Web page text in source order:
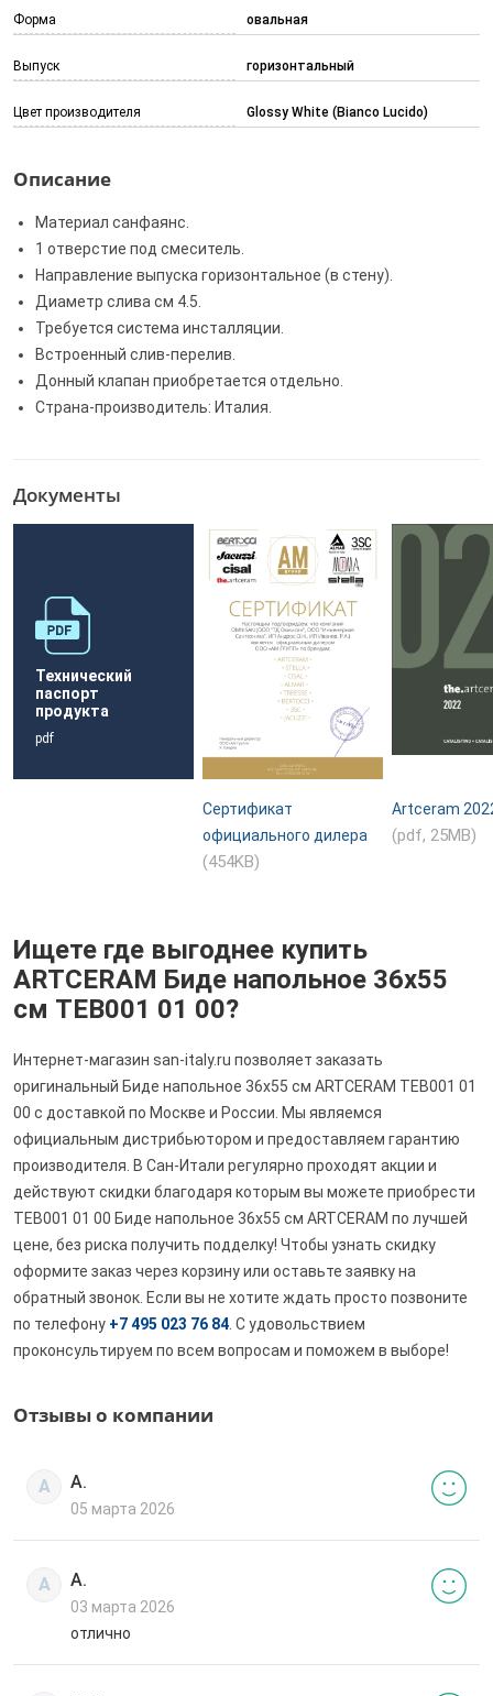
Форма овальная
Выпуск горизонтальный
Цвет производителя Glossy White (Bianco Lucido)
Описание
Материал санфаянс.
1 отверстие под смеситель.
Направление выпуска горизонтальное (в стену).
Диаметр слива см 4.5.
Требуется система инсталляции.
Встроенный слив-перелив.
Донный клапан приобретается отдельно.
Страна-производитель: Италия.
Документы
Технический
паспорт
продукта
pdf
Сертификат
официального дилера
(454KB)
Artceram
(pdf, 25MB)
Ищете где выгоднее купить
ARTCERAM Биде напольное 36x55
см TEB001 01 00?
Интернет-магазин san-italy.ru позволяет заказать
оригинальный Биде напольное 36x55 см ARTCERAM TEB001 01
00 с доставкой по Москве и России. Мы являемся
официальным дистрибьютором и предоставляем гарантию
производителя. В Сан-Итали регулярно проходят акции и
действуют скидки благодаря которым вы можете приобрести
TEB001 01 00 Биде напольное 36x55 см ARTCERAM по лучшей
цене, без риска получить подделку! Чтобы узнать скидку
оформите заказ через корзину или оставьте заявку на
обратный звонок. Если вы не хотите ждать просто позвоните
по телефону +7 495 023 76 84 . С удовольствием
проконсультируем по всем вопросам и поможем в выборе!
Отзывы о компании
А А.
05 марта 2026
А А.
03 марта 2026
отлично